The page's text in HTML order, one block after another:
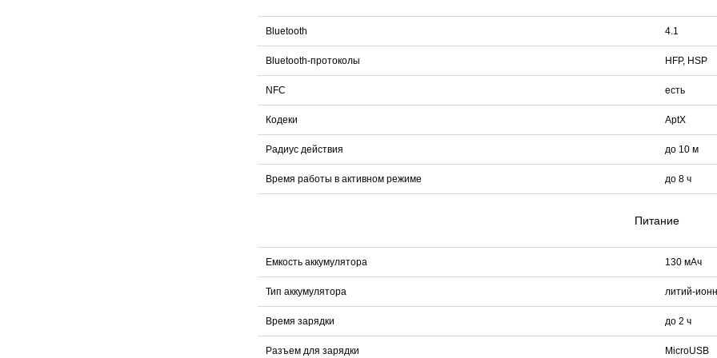
Bluetooth 4.1
Bluetooth-протоколы HFP, HSP
NFC есть
Кодеки AptX
Радиус действия до 10 м
Время работы в активном режиме до 8 ч
Питание
Емкость аккумулятора 130 мАч
Тип аккумулятора литий-
Время зарядки до 2 ч
Разъем для зарядки MicroUSB